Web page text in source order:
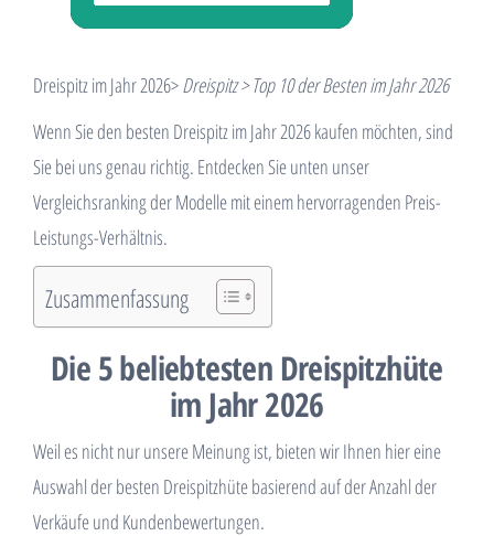
Dreispitz im Jahr 2026>Dreispitz > Top 10 der Besten im Jahr 2026
Wenn Sie den besten Dreispitz im Jahr 2026 kaufen möchten, sind
Sie bei uns genau richtig. Entdecken Sie unten unser
Vergleichsranking der Modelle mit einem hervorragenden Preis-
Leistungs-Verhältnis.
Zusammenfassung
Die 5 beliebtesten Dreispitzhüte
im Jahr 2026
Weil es nicht nur unsere Meinung ist, bieten wir Ihnen hier eine
Auswahl der besten Dreispitzhüte basierend auf der Anzahl der
Verkäufe und Kundenbewertungen.